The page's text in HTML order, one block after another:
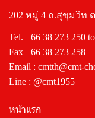
202 หมู่ 4 ถ.สุขุมวิท
Tel. +66 38 273 250
Fax +66 38 273 258
Email : cmtth@cmt-
Line : @cmt1955
หน้าแรก